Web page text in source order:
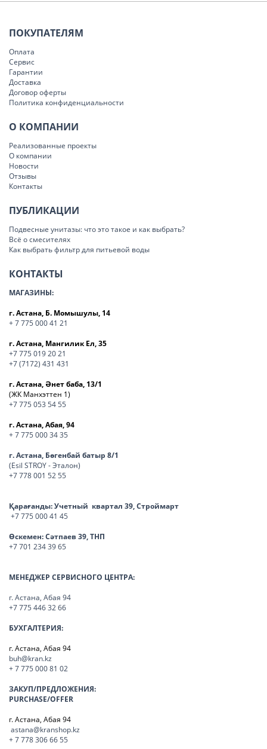
ПОКУПАТЕЛЯМ
Оплата
Сервис
Гарантии
Доставка
Договор оферты
Политика конфиденциальности
О КОМПАНИИ
Реализованные проекты
О компании
Новости
Отзывы
Контакты
ПУБЛИКАЦИИ
Подвесные унитазы: что это такое и как выбрать?
Всё о смесителях
Как выбрать фильтр для питьевой воды
КОНТАКТЫ
МАГАЗИНЫ:
г. Астана, Б. Момышулы, 14
+ 7 775 000 41 21
г. Астана, Мангилик Ел, 35
+7 775 019 20 21
+7 (7172) 431 431
г. Астана, Әнет баба, 13/1
(ЖК Манхэттен 1)
+7 775 053 54 55
г. Астана, Абая, 94
+ 7 775 000 34 35
г. Астана, Бөгенбай батыр 8/1
(Esil STROY - Эталон)
+7 778 001 52 55
Қарағанды:Учетный квартал 39, Строймарт
+7 775 000 41 45
Өскемен:Сәтпаев 39, ТНП
+7 701 234 39 65
МЕНЕДЖЕР СЕРВИСНОГО ЦЕНТРА:
г. Астана, Абая 94
+7 775 446 32 66
БУХГАЛТЕРИЯ:
г. Астана, Абая 94
buh@kran.kz
+ 7 775 000 81 02
ЗАКУП/ПРЕДЛОЖЕНИЯ:
PURCHASE/OFFER
г. Астана, Абая 94
astana@kranshop.kz
+ 7 778 306 66 55